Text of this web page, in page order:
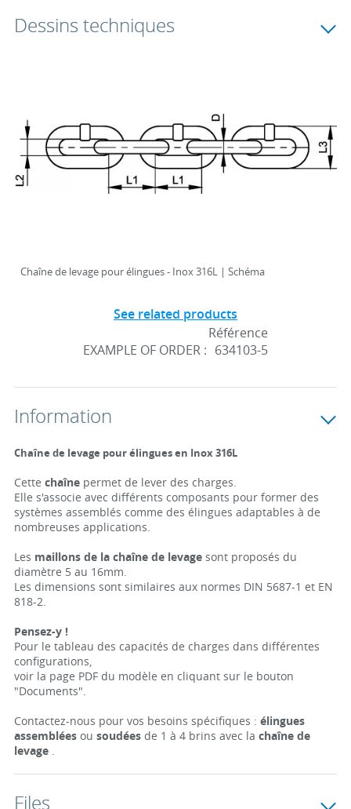
Dessins techniques
Chaîne de levage pour élingues - Inox 316L | Schéma
See related products
EXAMPLE OF ORDER :
Référence
634103-5
Information
Chaîne de levage pour élingues en Inox 316L
Cette chaînepermet de lever des charges.
Elle s'associe avec différents composants pour former des
systèmes assemblés comme des élingues adaptables à de
nombreuses applications.
Les maillons de la chaîne de levagesont proposés du
diamètre 5 au 16mm.
Les dimensions sont similaires aux normes DIN 5687-1 et EN
818-2.
Pensez-y !
Pour le tableau des capacités de charges dans différentes
configurations,
voir la page PDF du modèle en cliquant sur le bouton
"Documents".
Contactez-nous pour vos besoins spécifiques : élingues
assembléesou soudéesde 1 à 4 brins avec la chaîne de
levage.
Files